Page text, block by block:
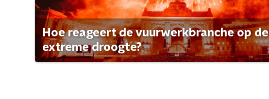
Hoe reageert de vuurwerkbranche op de
extreme droogte?